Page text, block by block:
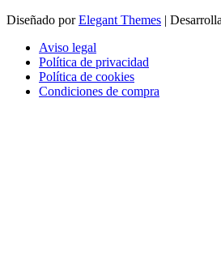
Diseñado porElegant Themes |
Aviso legal
Política de privacidad
Política de cookies
Condiciones de compra